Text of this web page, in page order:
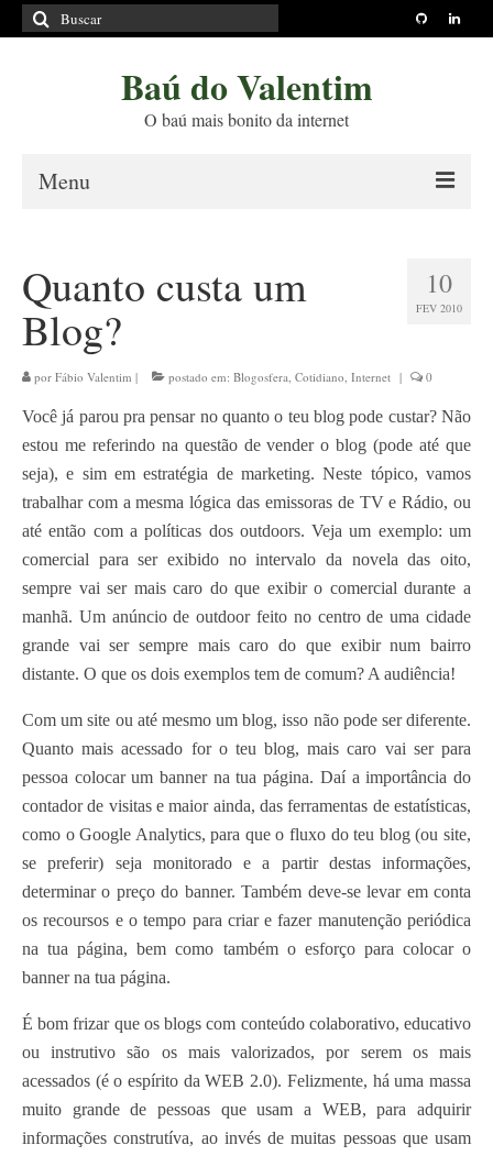
Buscar
por:
Baú do Valentim
O baú mais bonito da internet
Menu
Princípios Editoriais
Políticas e Termos
Livros
Projetos
Blog
Contato
10
FEV 2010
Quanto custa um
Blog?
por Fábio Valentim | postado em: Blogosfera, Cotidiano, Internet | 0
Você já parou pra pensar no quanto o teu blog pode custar? Não
estou me referindo na questão de vender o blog (pode até que
seja), e sim em estratégia de marketing. Neste tópico, vamos
trabalhar com a mesma lógica das emissoras de TV e Rádio, ou
até então com a políticas dos outdoors. Veja um exemplo: um
comercial para ser exibido no intervalo da novela das oito,
sempre vai ser mais caro do que exibir o comercial durante a
manhã. Um anúncio de outdoor feito no centro de uma cidade
grande vai ser sempre mais caro do que exibir num bairro
distante. O que os dois exemplos tem de comum? A audiência!
Com um site ou até mesmo um blog, isso não pode ser diferente.
Quanto mais acessado for o teu blog, mais caro vai ser para
pessoa colocar um banner na tua página. Daí a importância do
contador de visitas e maior ainda, das ferramentas de estatísticas,
como o Google Analytics, para que o fluxo do teu blog (ou site,
se preferir) seja monitorado e a partir destas informações,
determinar o preço do banner. Também deve-se levar em conta
os recoursos e o tempo para criar e fazer manutenção periódica
na tua página, bem como também o esforço para colocar o
banner na tua página.
É bom frizar que os blogs com conteúdo colaborativo, educativo
ou instrutivo são os mais valorizados, por serem os mais
acessados (é o espírito da WEB 2.0). Felizmente, há uma massa
muito grande de pessoas que usam a WEB, para adquirir
informações construtíva, ao invés de muitas pessoas que usam